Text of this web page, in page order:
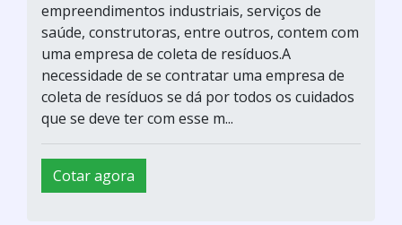
empreendimentos industriais, serviços de
saúde, construtoras, entre outros, contem com
uma empresa de coleta de resíduos.A
necessidade de se contratar uma empresa de
coleta de resíduos se dá por todos os cuidados
que se deve ter com esse m...
Cotar agora